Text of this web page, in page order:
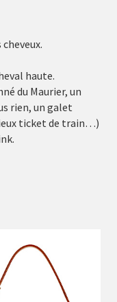
haute.
du Maurier, un
rien, un galet
ticket de train…)